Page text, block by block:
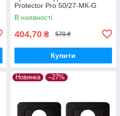
Protector Pro 50/27-МК-G
В наявності
404,70 ₴ 570 ₴
Купити
Новинка –27%